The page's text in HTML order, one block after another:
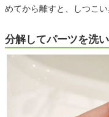
めてから離すと、しつこ
分解してパーツを洗